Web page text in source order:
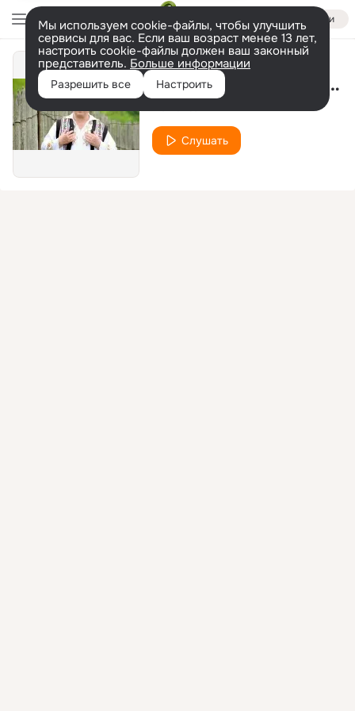
Войти
Мы используем cookie-файлы, чтобы улучшить
сервисы для вас. Если ваш возраст менее 13 лет,
настроить cookie-файлы должен ваш законный
представитель. Больше информации
Разрешить все Настроить De N-Ar Fi Codru Pe Lume
Слушать